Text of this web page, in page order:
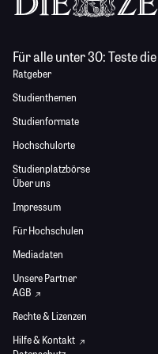
Für alle unter 30:Teste die
Ratgeber
Studienthemen
Studienformate
Hochschulorte
Studienplatzbörse
Über uns
Impressum
Für Hochschulen
Mediadaten
Unsere Partner
AGB
Rechte & Lizenzen
Hilfe & Kontakt